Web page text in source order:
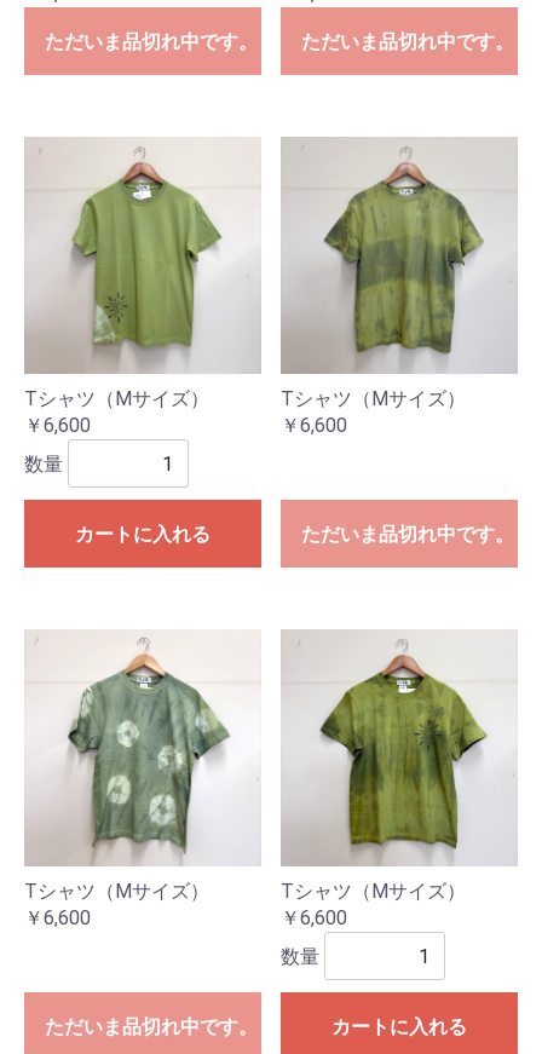
ただいま品切れ中です。 ただいま品切れ中です。
Tシャツ（Mサイズ）
￥6,600
数量
カートに入れる
Tシャツ（Mサイズ）
￥6,600
ただいま品切れ中です。
Tシャツ（Mサイズ）
￥6,600
ただいま品切れ中です。
Tシャツ（Mサイズ）
￥6,600
数量
カートに入れる